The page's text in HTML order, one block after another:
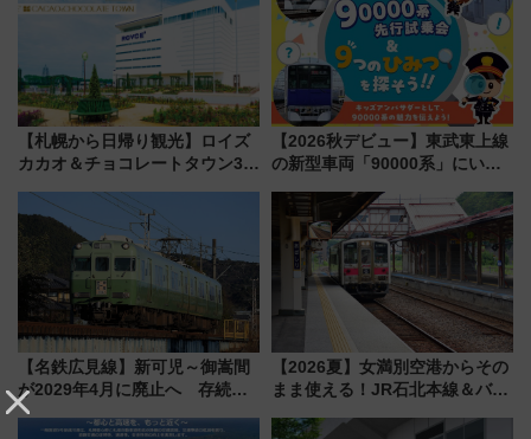
【札幌から日帰り観光】ロイズ
カカオ＆チョコレートタウン3周
詰め放題を開催、ロイズタウン
駅からのアクセスも
【2026秋デビュー】東武東上線
の新型車両「90000系」にいち
向け先行試乗会でキッズアンバ
サダーになろう
【名鉄広見線】新可児～御嵩間
が2029年4月に廃止へ 存続協
議終了で100年の歴史に幕
【2026夏】女満別空港からその
まま使える！JR石北本線＆バス
ーパス」でおトクに道東観光